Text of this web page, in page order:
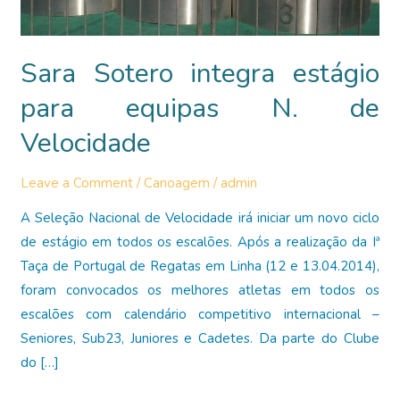
Sara Sotero integra estágio
para equipas N. de
Velocidade
Leave a Comment /Canoagem /admin
A Seleção Nacional de Velocidade irá iniciar um novo ciclo
de estágio em todos os escalões. Após a realização da Iª
Taça de Portugal de Regatas em Linha (12 e 13.04.2014),
foram convocados os melhores atletas em todos os
escalões com calendário competitivo internacional –
Seniores, Sub23, Juniores e Cadetes. Da parte do Clube
do […]